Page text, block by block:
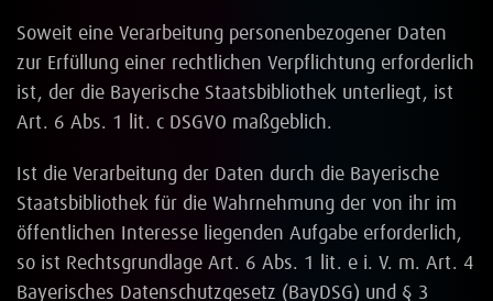
Soweit eine Verarbeitung personenbezogener Daten
zur Erfüllung einer rechtlichen Verpflichtung erforderlich
ist, der die Bayerische Staatsbibliothek unterliegt, ist
Art. 6 Abs. 1 lit. c DSGVO maßgeblich.
Ist die Verarbeitung der Daten durch die Bayerische
Staatsbibliothek für die Wahrnehmung der von ihr im
öffentlichen Interesse liegenden Aufgabe erforderlich,
so ist Rechtsgrundlage Art. 6 Abs. 1 lit. e i. V. m. Art. 4
Bayerisches Datenschutzgesetz (BayDSG) und § 3